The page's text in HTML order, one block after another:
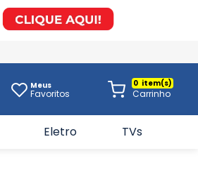
Meus
Favoritos
0
Eletro TVs